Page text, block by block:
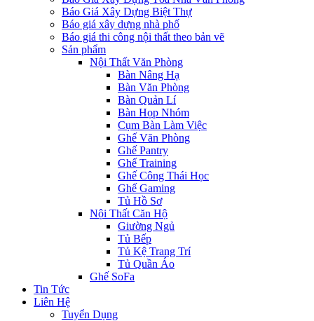
Báo Giá Xây Dựng Biệt Thự
Báo giá xây dựng nhà phố
Báo giá thi công nội thất theo bản vẽ
Sản phẩm
Nội Thất Văn Phòng
Bàn Nâng Hạ
Bàn Văn Phòng
Bàn Quản Lí
Bàn Họp Nhóm
Cụm Bàn Làm Việc
Ghế Văn Phòng
Ghế Pantry
Ghế Training
Ghế Công Thái Học
Ghế Gaming
Tủ Hồ Sơ
Nội Thất Căn Hộ
Giường Ngủ
Tủ Bếp
Tủ Kệ Trang Trí
Tủ Quần Áo
Ghế SoFa
Tin Tức
Liên Hệ
Tuyển Dụng